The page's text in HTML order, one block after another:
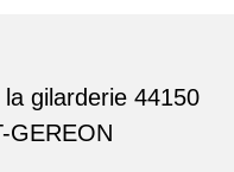
gilarderie 44150
GEREON